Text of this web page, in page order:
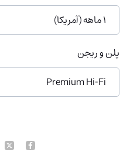
1 ماهه (آمریکا)
پلن و ریجن
Premium Hi-Fi